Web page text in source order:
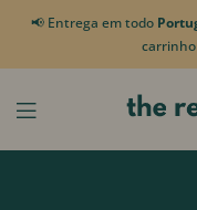
📢 Entrega em todo